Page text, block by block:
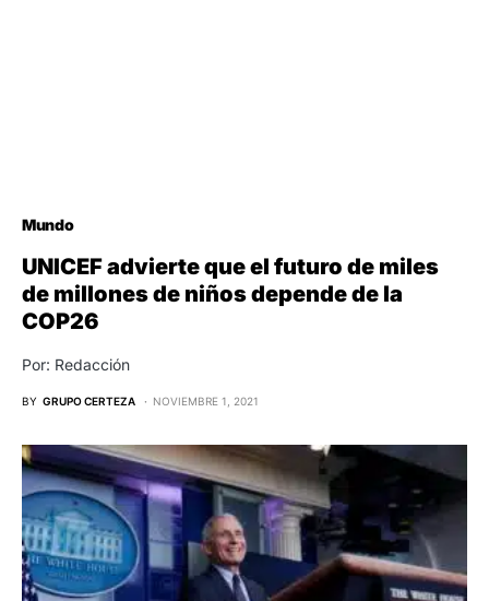
Mundo
UNICEF advierte que el futuro de miles
de millones de niños depende de la
COP26
Por: Redacción
BY GRUPO CERTEZA NOVIEMBRE 1, 2021